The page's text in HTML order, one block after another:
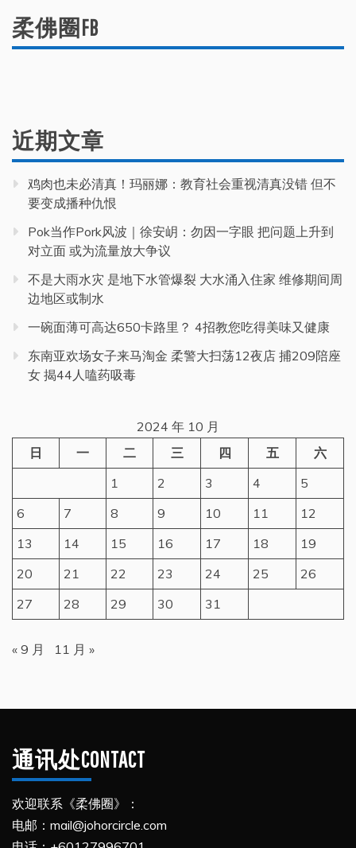
柔佛圈FB
近期文章
鸡肉也未必清真！玛丽娜：教育社会重视清真没错 但不
要变成播种仇恨
Pok当作Pork风波｜徐安岄：勿因一字眼 把问题上升到
对立面 或为流量放大争议
不是大雨水灾 是地下水管爆裂 大水涌入住家 维修期间周
边地区或制水
一碗面薄可高达650卡路里？ 4招教您吃得美味又健康
东南亚欢场女子来马淘金 柔警大扫荡12夜店 捕209陪座
女 揭44人嗑药吸毒
2024 年 10 月
日
一 二 三 四 五
六
1
2 3 4
5
6
7 8 9 10 11
12
13
14 15 16 17 18
19
20
21 22 23 24 25
26
27
28 29 30 31
« 9 月 11 月 »
通讯处CONTACT
欢迎联系《柔佛圈》：
电邮：mail@johorcircle.com